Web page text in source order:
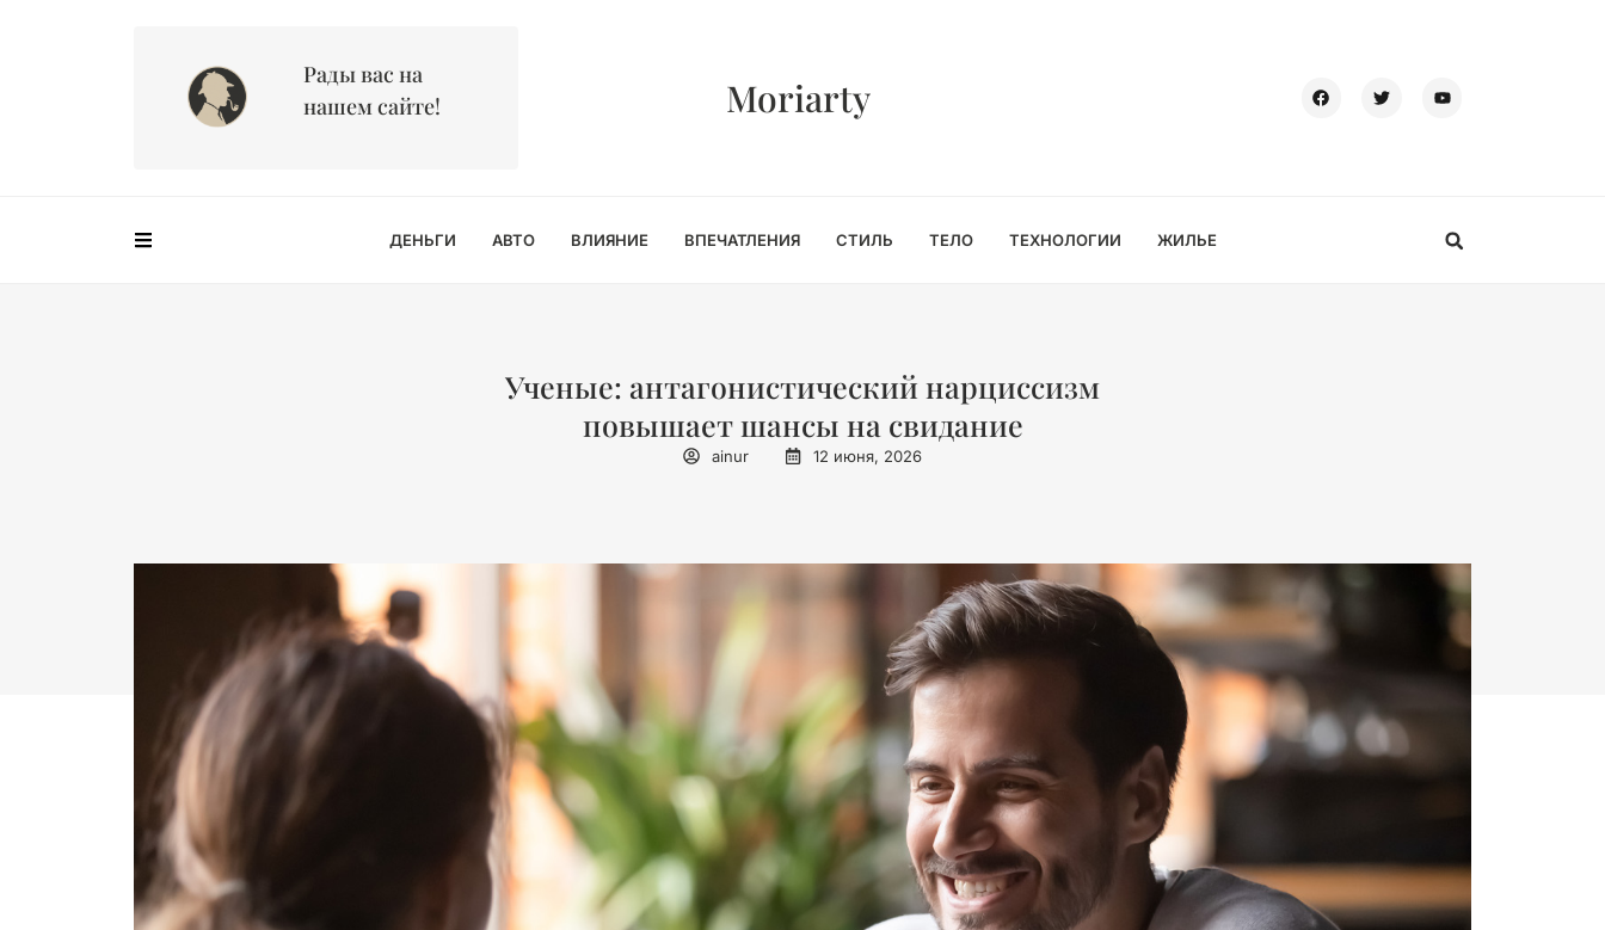
Рады вас на
нашем сайте!
Moriarty
ДЕНЬГИ АВТО ВЛИЯНИЕ ВПЕЧАТЛЕНИЯ СТИЛЬ ТЕЛО ТЕХНОЛОГИИ ЖИЛЬЕ
Ученые: антагонистический нарциссизм
повышает шансы на свидание
ainur 12 июня, 2026